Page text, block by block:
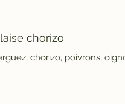
chorizo
chorizo, poivrons,